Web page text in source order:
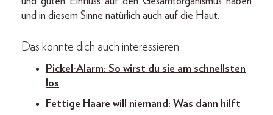
und in diesem Sinne natürlich auch auf die Haut.
Das könnte dich auch interessieren
Pickel-Alarm: So wirst du sie am schnellsten
los
Fettige Haare will niemand: Was dann hilft